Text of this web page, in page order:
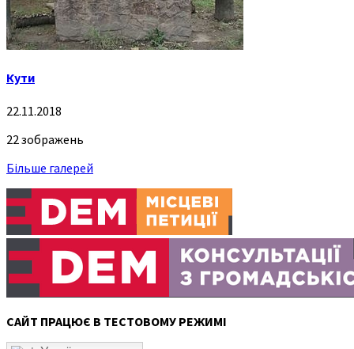
Кути
22.11.2018
22 зображень
Більше галерей
САЙТ ПРАЦЮЄ В ТЕСТОВОМУ РЕЖИМІ